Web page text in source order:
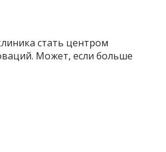
стать центром
Может, если больше